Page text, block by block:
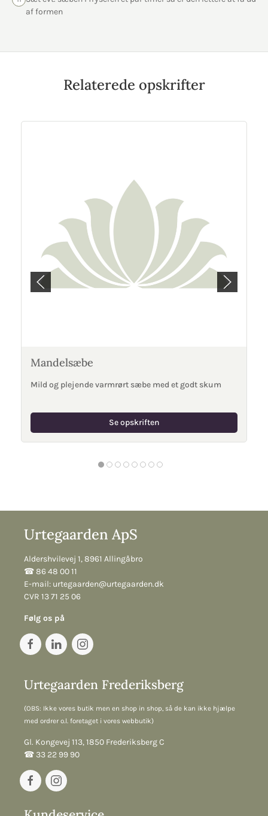
af formen
Relaterede opskrifter
Mandelsæbe
Mild og plejende varmrørt sæbe med et godt skum
Se opskriften
Urtegaarden ApS
Aldershvilevej 1, 8961 Allingåbro
☎︎ 86 48 00 11
E-mail: urtegaarden@urtegaarden.dk
CVR 13 71 25 06
Følg os på
Urtegaarden Frederiksberg
(OBS: Ikke vores butik men en shop in shop, så de kan ikke hjælpe
med ordrer o.l. foretaget i vores webbutik)
Gl. Kongevej 113, 1850 Frederiksberg C
☎︎ 33 22 99 90